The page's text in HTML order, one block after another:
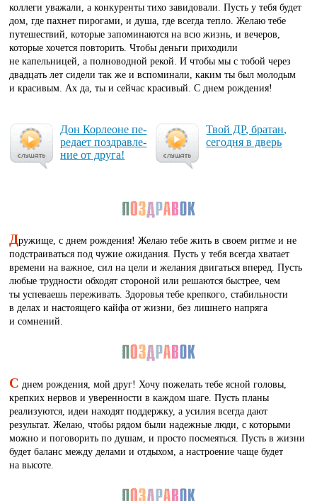
коллеги уважали, а конкуренты тихо завидовали. Пусть у тебя будет
дом, где пахнет пирогами, и душа, где всегда тепло. Желаю тебе
путешествий, которые запоминаются на всю жизнь, и вечеров,
которые хочется повторить. Чтобы деньги приходили
не капельницей, а полноводной рекой. И чтобы мы с тобой через
двадцать лет сидели так же и вспоминали, каким ты был молодым
и красивым. Ах да, ты и сейчас красивый. С днем рождения!
Дон Кор­ле­оне пе­
ре­да­ет поз­драв­ле­
ние от дру­га!
Твой ДР, бра­тан,
се­год­ня в дверь
Дружище, с днем рождения! Желаю тебе жить в своем ритме и не
подстраиваться под чужие ожидания. Пусть у тебя всегда хватает
времени на важное, сил на цели и желания двигаться вперед. Пусть
любые трудности обходят стороной или решаются быстрее, чем
ты успеваешь переживать. Здоровья тебе крепкого, стабильности
в делах и настоящего кайфа от жизни, без лишнего напряга
и сомнений.
С днем рождения, мой друг! Хочу пожелать тебе ясной головы,
крепких нервов и уверенности в каждом шаге. Пусть планы
реализуются, идеи находят поддержку, а усилия всегда дают
результат. Желаю, чтобы рядом были надежные люди, с которыми
можно и поговорить по душам, и просто посмеяться. Пусть в жизни
будет баланс между делами и отдыхом, а настроение чаще будет
на высоте.